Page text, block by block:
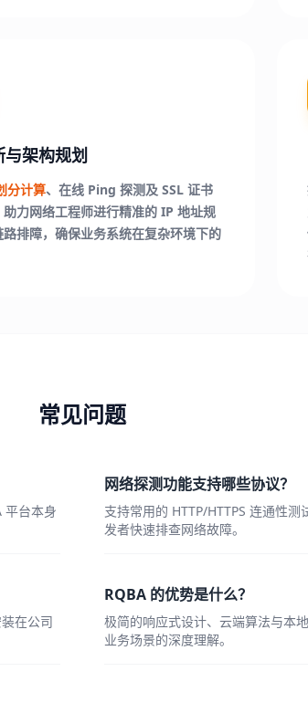
架构规划
分计算、在线 Ping 探测及 SSL 证书
助力网络工程师进行精准的 IP 地址规
排障，确保业务系统在复杂环境下的
常见问题
平台本身
网络探测功能支持哪些协议？
支持常用的 HTTP/HTTPS 连通性
发者快速排查网络故障。
在公司
RQBA 的优势是什么？
极简的响应式设计、云端算法与本
业务场景的深度理解。